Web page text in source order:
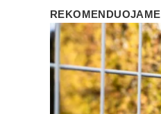
REKOMENDUOJAME